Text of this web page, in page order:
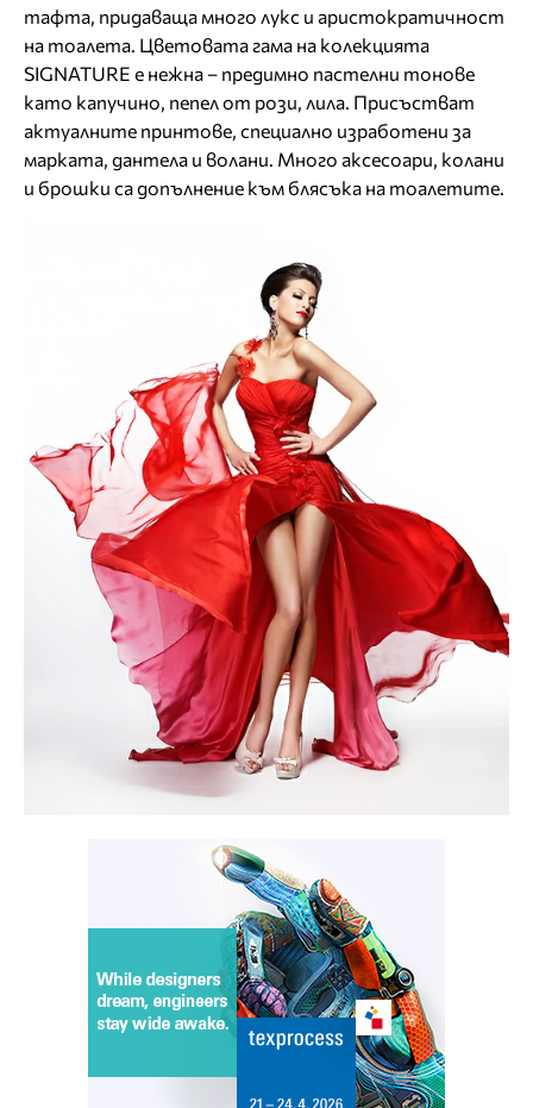
тафта, придаваща много лукс и аристократичност
на тоалета. Цветовата гама на колекцията
SIGNATURE е нежна – предимно пастелни тонове
като капучино, пепел от рози, лила. Присъстват
актуалните принтове, специално изработени за
марката, дантела и волани. Много аксесоари, колани
и брошки са допълнение към блясъка на тоалетите.